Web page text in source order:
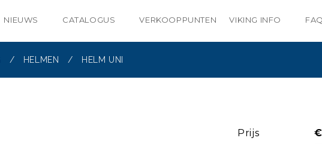
NIEUWS CATALOGUS VERKOOPPUNTEN VIKING INFO FAQ
/ HELMEN / HELM UNI
Prijs